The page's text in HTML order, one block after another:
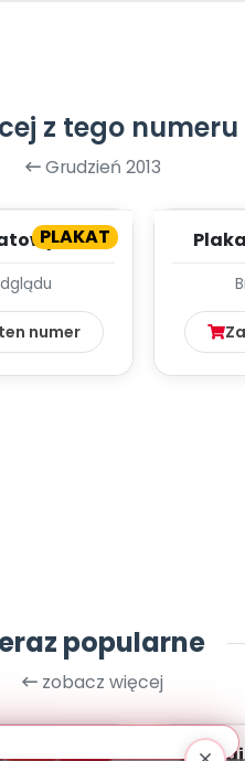
z tego numeru
Grudzień 2013
PLAKAT
Dzień
numer
popularne
zobacz więcej